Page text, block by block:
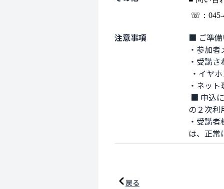
☏：045-
注意事項
■ ご準
・参加
・受講
・ネッ
の２次利
・受講
は、正常
戻る